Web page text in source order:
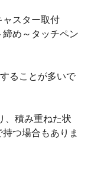
ャスター取付
め～タッチペン
ることが多いで
、積み重ねた状
つ場合もありま